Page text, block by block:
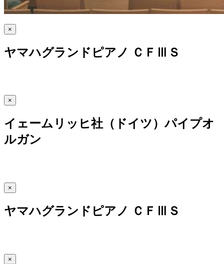
×
ヤマハグランドピアノ ＣＦⅢＳ
×
イェームリッヒ社（ドイツ）パイプオ
ルガン
×
ヤマハグランドピアノ ＣＦⅢＳ
×